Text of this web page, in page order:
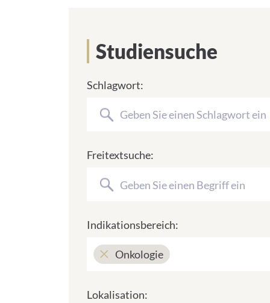
Studiensuche
Schlagwort:
Freitextsuche:
Indikationsbereich:
Onkologie
Lokalisation: